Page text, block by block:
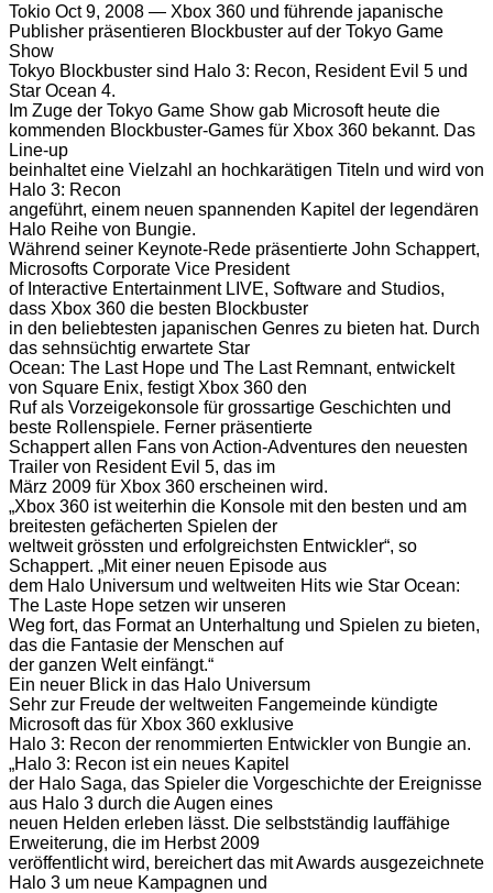
Tokio Oct 9, 2008 — Xbox 360 und führende japanische
Publisher präsentieren Blockbuster auf der Tokyo Game
Show
Tokyo Blockbuster sind Halo 3: Recon, Resident Evil 5 und
Star Ocean 4.
Im Zuge der Tokyo Game Show gab Microsoft heute die
kommenden Blockbuster-Games für Xbox 360 bekannt. Das
Line-up
beinhaltet eine Vielzahl an hochkarätigen Titeln und wird von
Halo 3: Recon
angeführt, einem neuen spannenden Kapitel der legendären
Halo Reihe von Bungie.
Während seiner Keynote-Rede präsentierte John Schappert,
Microsofts Corporate Vice President
of Interactive Entertainment LIVE, Software and Studios,
dass Xbox 360 die besten Blockbuster
in den beliebtesten japanischen Genres zu bieten hat. Durch
das sehnsüchtig erwartete Star
Ocean: The Last Hope und The Last Remnant, entwickelt
von Square Enix, festigt Xbox 360 den
Ruf als Vorzeigekonsole für grossartige Geschichten und
beste Rollenspiele. Ferner präsentierte
Schappert allen Fans von Action-Adventures den neuesten
Trailer von Resident Evil 5, das im
März 2009 für Xbox 360 erscheinen wird.
„Xbox 360 ist weiterhin die Konsole mit den besten und am
breitesten gefächerten Spielen der
weltweit grössten und erfolgreichsten Entwickler“, so
Schappert. „Mit einer neuen Episode aus
dem Halo Universum und weltweiten Hits wie Star Ocean:
The Laste Hope setzen wir unseren
Weg fort, das Format an Unterhaltung und Spielen zu bieten,
das die Fantasie der Menschen auf
der ganzen Welt einfängt.“
Ein neuer Blick in das Halo Universum
Sehr zur Freude der weltweiten Fangemeinde kündigte
Microsoft das für Xbox 360 exklusive
Halo 3: Recon der renommierten Entwickler von Bungie an.
„Halo 3: Recon ist ein neues Kapitel
der Halo Saga, das Spieler die Vorgeschichte der Ereignisse
aus Halo 3 durch die Augen eines
neuen Helden erleben lässt. Die selbstständig lauffähige
Erweiterung, die im Herbst 2009
veröffentlicht wird, bereichert das mit Awards ausgezeichnete
Halo 3 um neue Kampagnen und